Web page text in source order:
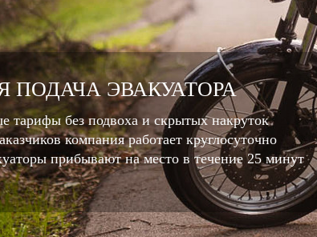
ПОДАЧА ЭВАКУАТОРА
тарифы без подвоха и скрытых накруток
компания работает круглосуточно
прибывают на место в течение 25 минут